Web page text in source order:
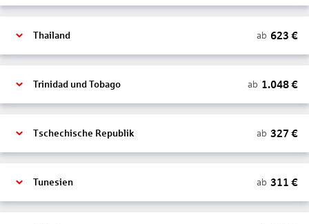
Thailand ab 623 €
Trinidad und Tobago ab 1.048€
Tschechische Republik ab 327 €
Tunesien ab 311 €